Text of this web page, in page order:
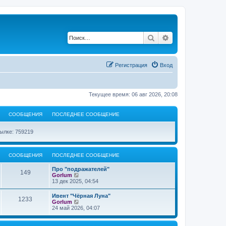
Поиск
Вход
Регистрация
Текущее время: 06 авг 2026, 20:08
СООБЩЕНИЯ ПОСЛЕДНЕЕ СООБЩЕНИЕ
759219
СООБЩЕНИЯ ПОСЛЕДНЕЕ СООБЩЕНИЕ
149
Про "подражателей"
Gorlum
е
й
т
и
к
п
13 дек 2025, 04:54
1233
Ивент "Чёрная Луна"
Gorlum
е
е
24 май 2026, 04:07